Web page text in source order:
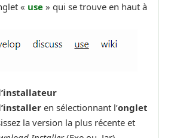
« use » qui se trouve en haut à
en sélectionnant l’onglet
la version la plus récente et